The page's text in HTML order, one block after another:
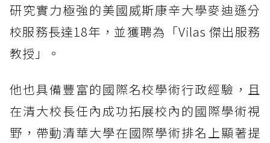
研究實力極強的美國威斯康辛大學麥迪遜分
校服務長達18年，並獲聘為「Vilas 傑出服務
教授」。
他也具備豐富的國際名校學術行政經驗，且
在清大校長任內成功拓展校內的國際學術視
野，帶動清華大學在國際學術排名上顯著提